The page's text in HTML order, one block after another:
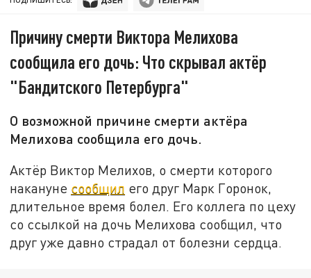
Причину смерти Виктора Мелихова
сообщила его дочь: Что скрывал актёр
"Бандитского Петербурга"
О возможной причине смерти актёра
Мелихова сообщила его дочь.
Актёр Виктор Мелихов, о смерти которого
накануне сообщил его друг Марк Горонок,
длительное время болел. Его коллега по цеху
со ссылкой на дочь Мелихова сообщил, что
друг уже давно страдал от болезни сердца.